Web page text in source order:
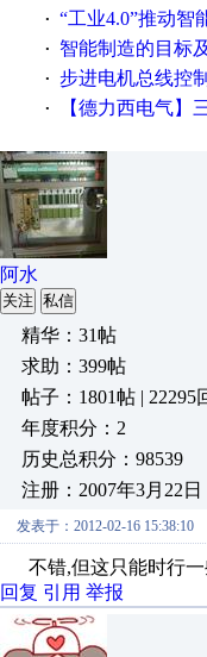
· “工业4.0”推动智
· 智能制造的目标及需
· 步进电机总线控制
· 【德力西电气】三
阿水
关注 私信
精华：31帖
求助：399帖
帖子：1801帖 | 22295
年度积分：2
历史总积分：98539
注册：2007年3月22日
发表于：2012-02-16 15:38:10
不错,但这只能时行一
回复 引用 举报